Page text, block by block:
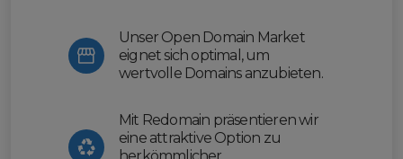
Unser Open Domain Market
eignet sich optimal, um
wertvolle Domains anzubieten.
Mit Redomain präsentieren wir
eine attraktive Option zu